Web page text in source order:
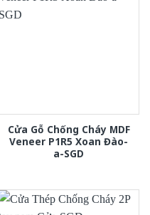
Cửa Gỗ Chống Cháy MDF
Veneer P1R5 Xoan Đào-
a-SGD